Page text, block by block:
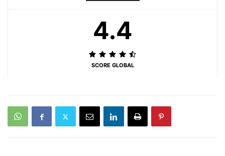
4.4
SCORE GLOBAL